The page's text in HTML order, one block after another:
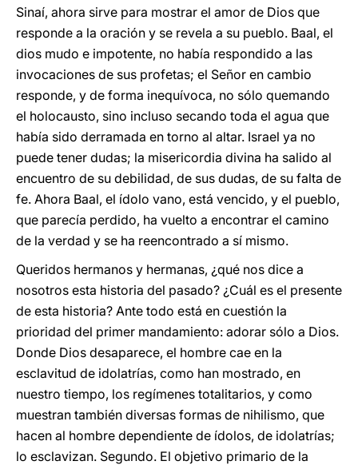
Sinaí, ahora sirve para mostrar el amor de Dios que
responde a la oración y se revela a su pueblo. Baal, el
dios mudo e impotente, no había respondido a las
invocaciones de sus profetas; el Señor en cambio
responde, y de forma inequívoca, no sólo quemando
el holocausto, sino incluso secando toda el agua que
había sido derramada en torno al altar. Israel ya no
puede tener dudas; la misericordia divina ha salido al
encuentro de su debilidad, de sus dudas, de su falta de
fe. Ahora Baal, el ídolo vano, está vencido, y el pueblo,
que parecía perdido, ha vuelto a encontrar el camino
de la verdad y se ha reencontrado a sí mismo.
Queridos hermanos y hermanas, ¿qué nos dice a
nosotros esta historia del pasado? ¿Cuál es el presente
de esta historia? Ante todo está en cuestión la
prioridad del primer mandamiento: adorar sólo a Dios.
Donde Dios desaparece, el hombre cae en la
esclavitud de idolatrías, como han mostrado, en
nuestro tiempo, los regímenes totalitarios, y como
muestran también diversas formas de nihilismo, que
hacen al hombre dependiente de ídolos, de idolatrías;
lo esclavizan. Segundo. El objetivo primario de la